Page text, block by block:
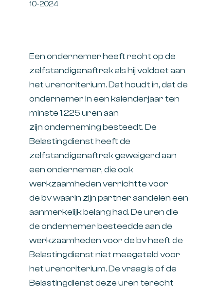
10-2024
Een ondernemer heeft recht op de
zelfstandigenaftrek als hij voldoet aan
het urencriterium. Dat houdt in, dat de
ondernemer in een kalenderjaar ten
minste 1.225 uren aan
zijn onderneming besteedt. De
Belastingdienst heeft de
zelfstandigenaftrek geweigerd aan
een ondernemer, die ook
werkzaamheden verrichtte voor
de bv waarin zijn partner aandelen een
aanmerkelijk belang had. De uren die
de ondernemer besteedde aan de
werkzaamheden voor de bv heeft de
Belastingdienst niet meegeteld voor
het urencriterium. De vraag is of de
Belastingdienst deze uren terecht